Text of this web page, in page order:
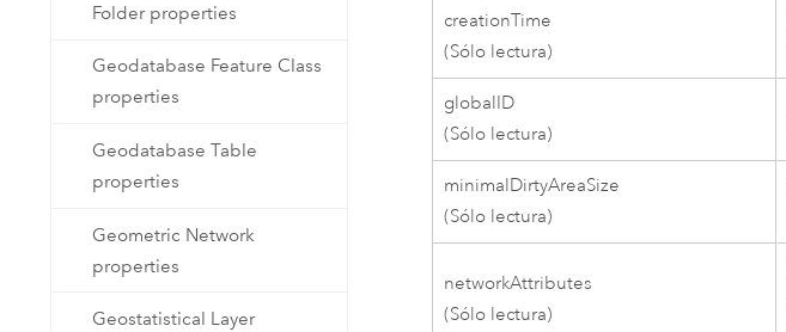
Folder properties
Geodatabase Feature Class
properties
Geodatabase Table
properties
Geometric Network
properties
Geostatistical Layer
creationTime
(Sólo lectura)
globalID
(Sólo lectura)
minimalDirtyAreaSize
(Sólo lectura)
networkAttributes
(Sólo lectura)